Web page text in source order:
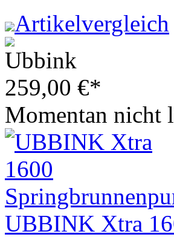
Artikelvergleich
259,00 €*
Momentan nicht
UBBINK Xtra